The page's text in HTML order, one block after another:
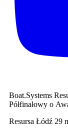
Boat.Systems
Półfinałowy o
Resursa Łódź 29